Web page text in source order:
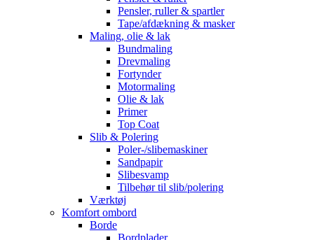
Pensler, ruller & spartler
Tape/afdækning & masker
Maling, olie & lak
Bundmaling
Drevmaling
Fortynder
Motormaling
Olie & lak
Primer
Top Coat
Slib & Polering
Poler-/slibemaskiner
Sandpapir
Slibesvamp
Tilbehør til slib/polering
Værktøj
Komfort ombord
Borde